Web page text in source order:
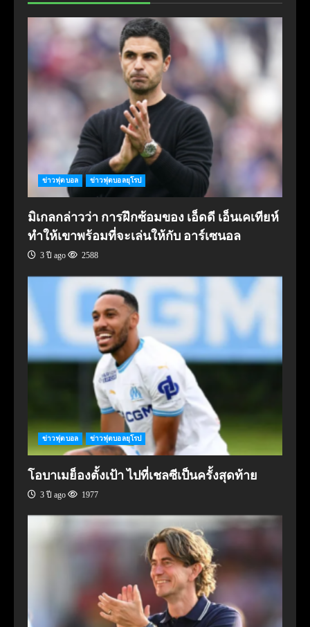
ข่าวฟุตบอล ข่าวฟุตบอลยุโรป
มิเกลกล่าวว่า การฝึกซ้อมของ เอ็ดดี เอ็นเคเทียห์
ทำให้เขาพร้อมที่จะเล่นให้กับ อาร์เซนอล
3 ปี ago 2588
ข่าวฟุตบอล ข่าวฟุตบอลยุโรป
โอบาเมย็องตั้งเป้า ไปที่เชลซีเป็นครั้งสุดท้าย
3 ปี ago 1977